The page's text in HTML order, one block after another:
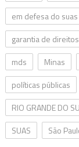
em defesa do suas
garantia de direitos
mds
Minas
políticas públicas
RIO GRANDE DO
SUAS
São